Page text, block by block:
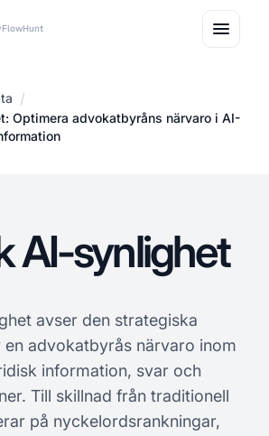
FlowHunt
/
Optimera advokatbyråns närvaro i AI-
AI-synlighet
avser den strategiska
en advokatbyrås närvaro inom
information, svar och
Till skillnad från traditionell
på nyckelordsrankningar,